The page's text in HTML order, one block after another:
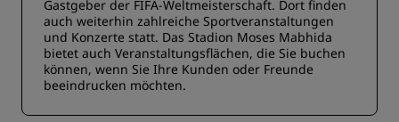
Gastgeber der FIFA-Weltmeisterschaft. Dort finden
auch weiterhin zahlreiche Sportveranstaltungen
und Konzerte statt. Das Stadion Moses Mabhida
bietet auch Veranstaltungsflächen, die Sie buchen
können, wenn Sie Ihre Kunden oder Freunde
beeindrucken möchten.